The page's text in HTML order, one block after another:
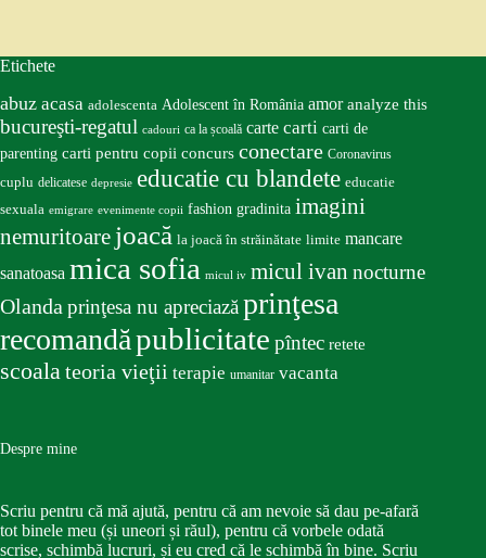
Etichete
abuz acasa adolescenta Adolescent în România amor analyze this
bucureşti-regatul cadouri ca la școală carte carti carti de
parenting carti pentru copii concurs conectare Coronavirus
cuplu delicatese depresie educatie cu blandete educatie
sexuala emigrare evenimente copii fashion gradinita imagini
nemuritoare joacă la joacă în străinătate limite mancare
sanatoasa mica sofia micul iv micul ivan nocturne
Olandaprinţesa nu apreciazăprinţesa
recomandăpublicitate pîntec retete
scoalateoria vieţii terapie umanitar vacanta
Despre mine
Scriu pentru că mă ajută, pentru că am nevoie să dau pe-afară
tot binele meu (și uneori și răul), pentru că vorbele odată
scrise, schimbă lucruri, și eu cred că le schimbă în bine. Scriu